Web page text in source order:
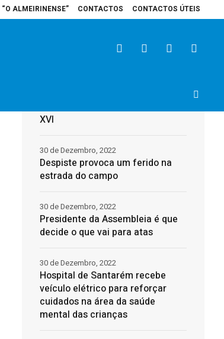
ALMEIRINENSE” CONTACTOS CONTACTOS ÚTEIS
recebe veículo elétrico para reforçar cuidados na área
XVI
Despiste provoca um ferido na
estrada do campo
30 de Dezembro, 2022
Presidente da Assembleia é que
decide o que vai para atas
30 de Dezembro, 2022
Hospital de Santarém recebe
veículo elétrico para reforçar
cuidados na área da saúde
mental das crianças
30 de Dezembro, 2022